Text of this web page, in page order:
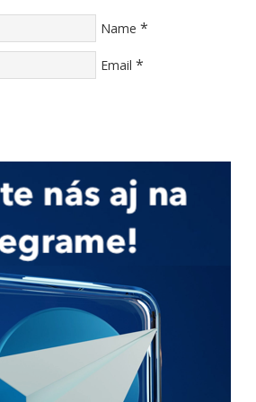
Name *
Email *